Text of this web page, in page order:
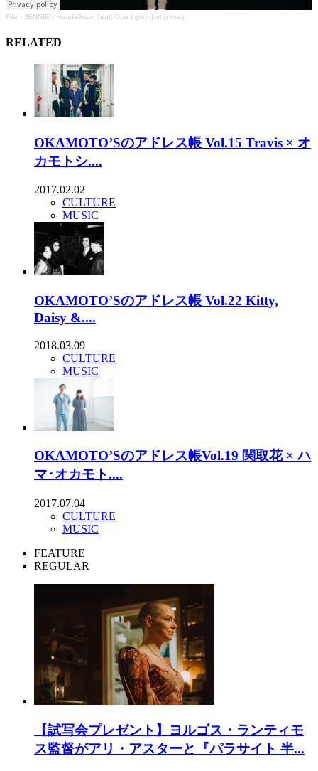
Fife · JENNIE - Handlebars (feat. Dua Lipa) (Loop ver.)
RELATED
OKAMOTO’Sのアドレス帳 Vol.15 Travis × オ
カモトシ....
2017.02.02
CULTURE
MUSIC
OKAMOTO’Sのアドレス帳 Vol.22 Kitty,
Daisy &....
2018.03.09
CULTURE
MUSIC
OKAMOTO’Sのアドレス帳Vol.19 関取花 × ハ
マ･オカモト....
2017.07.04
CULTURE
MUSIC
FEATURE
REGULAR
【試写会プレゼント】ヨルゴス・ランティモ
ス監督がアリ・アスターと『パラサイト 半...